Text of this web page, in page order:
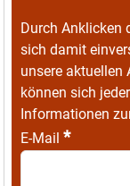
Durch Anklicken
sich damit
unsere aktuellen
können sich
Informationen
E-Mail *